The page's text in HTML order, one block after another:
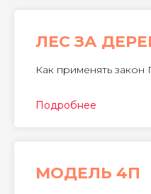
ЛЕС ЗА
Как применять закон
Подробнее
МОДЕЛЬ 4П